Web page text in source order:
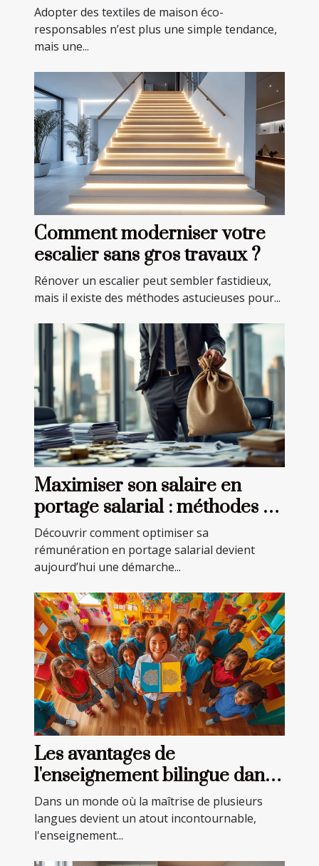
Adopter des textiles de maison éco-
responsables n’est plus une simple tendance,
mais une...
Comment moderniser votre
escalier sans gros travaux ?
Rénover un escalier peut sembler fastidieux,
mais il existe des méthodes astucieuses pour...
Maximiser son salaire en
portage salarial : méthodes et
astuces
Découvrir comment optimiser sa
rémunération en portage salarial devient
aujourd’hui une démarche...
Les avantages de
l'enseignement bilingue dans
les écoles privées
Dans un monde où la maîtrise de plusieurs
langues devient un atout incontournable,
l'enseignement...